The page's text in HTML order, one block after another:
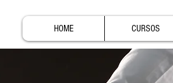
HOME CURSOS